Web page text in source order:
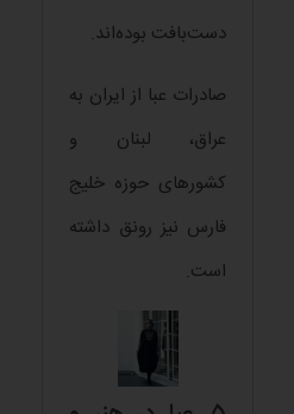
دست‌بافت بوده‌اند.
صادرات عبا از ایران به
عراق، لبنان و
کشورهای حوزه خلیج
فارس نیز رونق داشته
است.